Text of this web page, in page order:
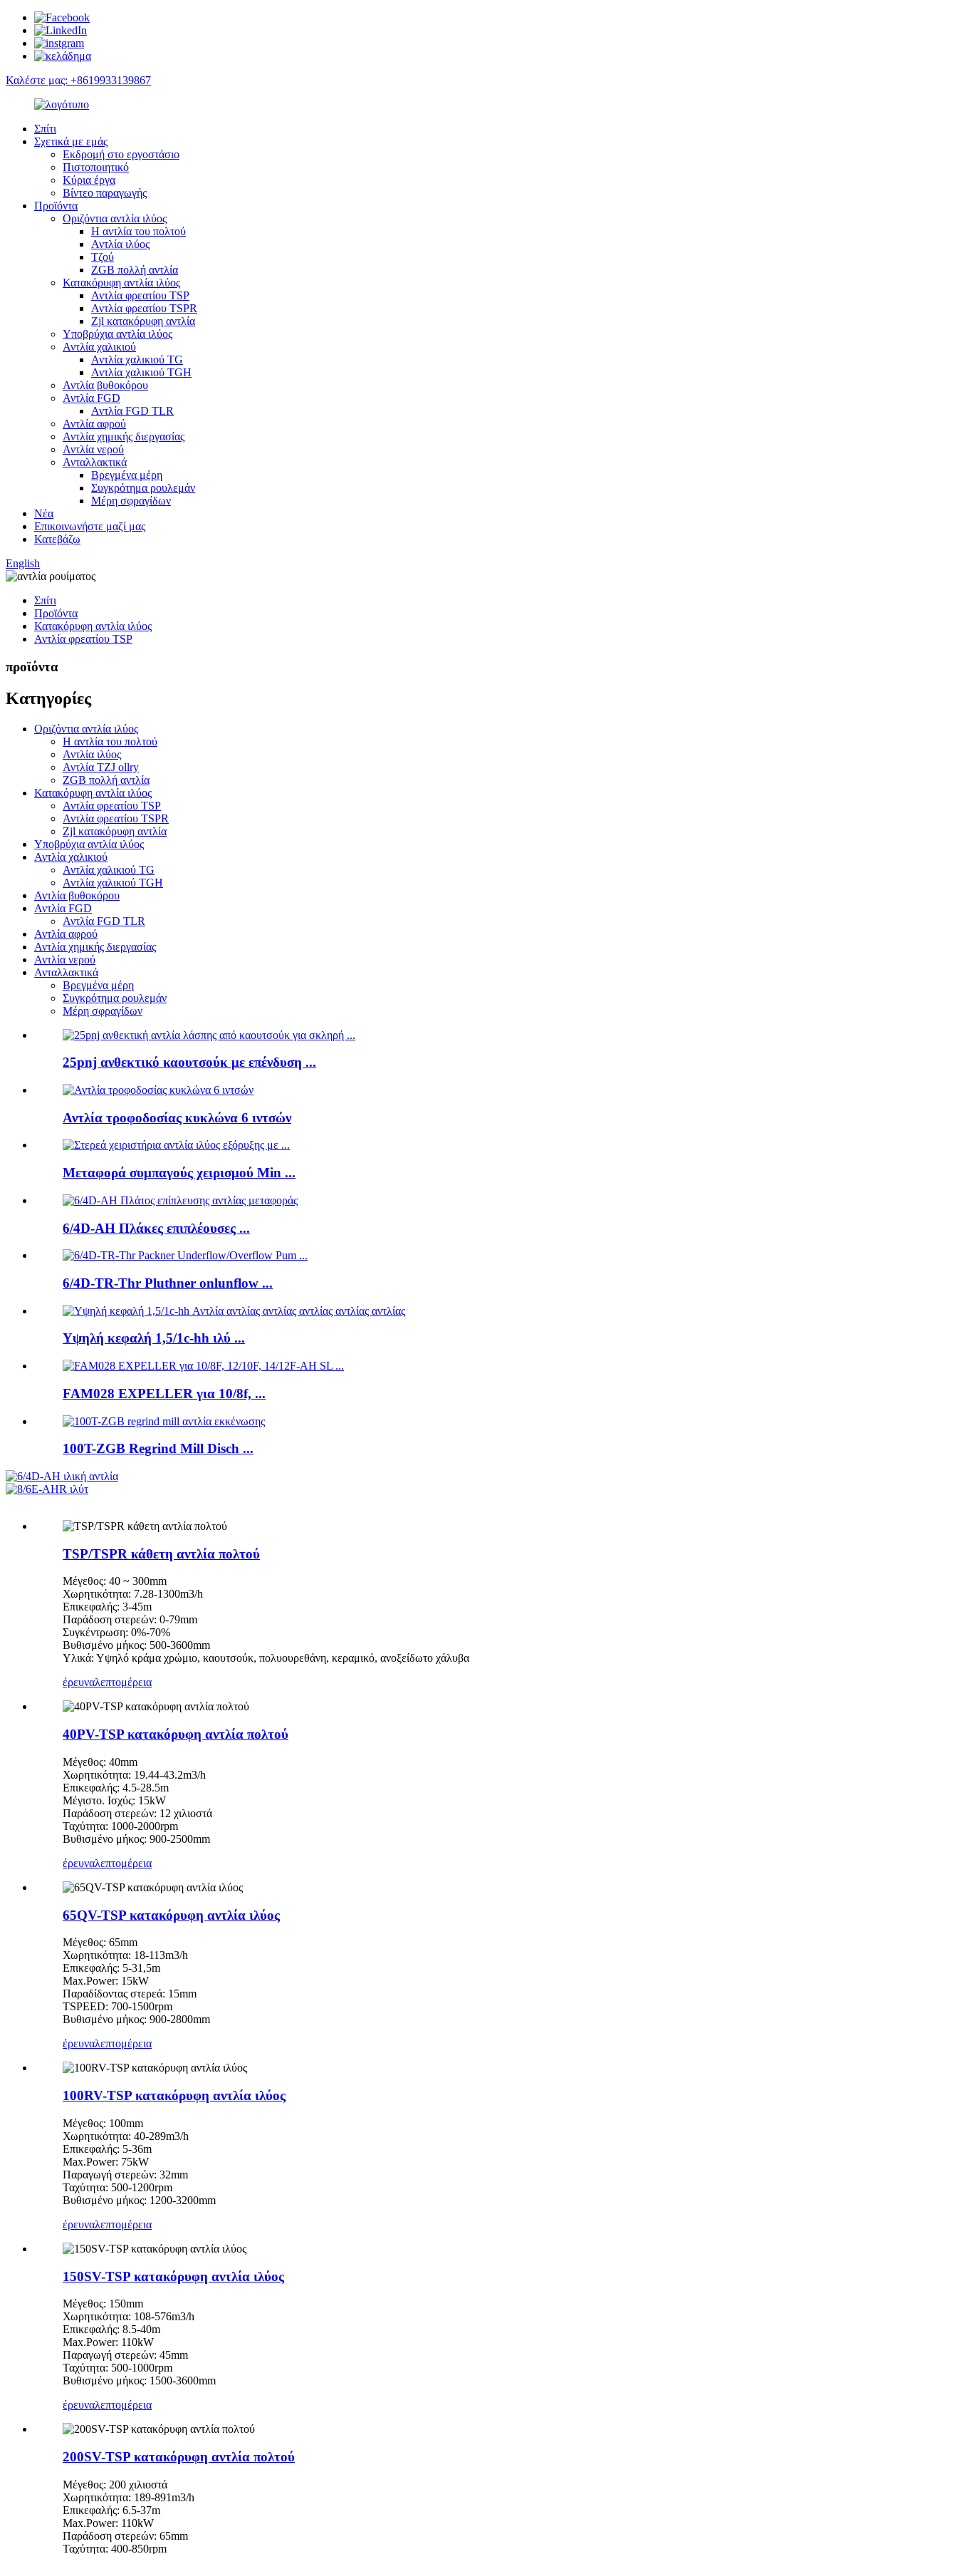
Καλέστε μας: +8619933139867
Σπίτι
Σχετικά με εμάς
Εκδρομή στο εργοστάσιο
Πιστοποιητικό
Κύρια έργα
Βίντεο παραγωγής
Προϊόντα
Οριζόντια αντλία ιλύος
Η αντλία του πολτού
Αντλία ιλύος
Τζού
ZGB πολλή αντλία
Κατακόρυφη αντλία ιλύος
Αντλία φρεατίου TSP
Αντλία φρεατίου TSPR
Zjl κατακόρυφη αντλία
Υποβρύχια αντλία ιλύος
Αντλία χαλικιού
Αντλία χαλικιού TG
Αντλία χαλικιού TGH
Αντλία βυθοκόρου
Αντλία FGD
Αντλία FGD TLR
Αντλία αφρού
Αντλία χημικής διεργασίας
Αντλία νερού
Ανταλλακτικά
Βρεγμένα μέρη
Συγκρότημα ρουλεμάν
Μέρη σφραγίδων
Νέα
Επικοινωνήστε μαζί μας
Κατεβάζω
English
Σπίτι
Προϊόντα
Κατακόρυφη αντλία ιλύος
Αντλία φρεατίου TSP
προϊόντα
Κατηγορίες
Οριζόντια αντλία ιλύος
Η αντλία του πολτού
Αντλία ιλύος
Αντλία TZJ ollry
ZGB πολλή αντλία
Κατακόρυφη αντλία ιλύος
Αντλία φρεατίου TSP
Αντλία φρεατίου TSPR
Zjl κατακόρυφη αντλία
Υποβρύχια αντλία ιλύος
Αντλία χαλικιού
Αντλία χαλικιού TG
Αντλία χαλικιού TGH
Αντλία βυθοκόρου
Αντλία FGD
Αντλία FGD TLR
Αντλία αφρού
Αντλία χημικής διεργασίας
Αντλία νερού
Ανταλλακτικά
Βρεγμένα μέρη
Συγκρότημα ρουλεμάν
Μέρη σφραγίδων
25pnj ανθεκτικό καουτσούκ με επένδυση ...
Αντλία τροφοδοσίας κυκλώνα 6 ιντσών
Μεταφορά συμπαγούς χειρισμού Min ...
6/4D-AH Πλάκες επιπλέουσες ...
6/4D-TR-Thr Pluthner onlunflow ...
Υψηλή κεφαλή 1,5/1c-hh ιλύ ...
FAM028 EXPELLER για 10/8f, ...
100T-ZGB Regrind Mill Disch ...
TSP/TSPR κάθετη αντλία πολτού
Μέγεθος: 40 ~ 300mm
Χωρητικότητα: 7.28-1300m3/h
Επικεφαλής: 3-45m
Παράδοση στερεών: 0-79mm
Συγκέντρωση: 0%-70%
Βυθισμένο μήκος: 500-3600mm
Υλικά: Υψηλό κράμα χρώμιο, καουτσούκ, πολυουρεθάνη, κεραμικό, ανοξείδωτο χάλυβα
έρευναλεπτομέρεια
40PV-TSP κατακόρυφη αντλία πολτού
Μέγεθος: 40mm
Χωρητικότητα: 19.44-43.2m3/h
Επικεφαλής: 4.5-28.5m
Μέγιστο. Ισχύς: 15kW
Παράδοση στερεών: 12 χιλιοστά
Ταχύτητα: 1000-2000rpm
Βυθισμένο μήκος: 900-2500mm
έρευναλεπτομέρεια
65QV-TSP κατακόρυφη αντλία ιλύος
Μέγεθος: 65mm
Χωρητικότητα: 18-113m3/h
Επικεφαλής: 5-31,5m
Max.Power: 15kW
Παραδίδοντας στερεά: 15mm
TSPEED: 700-1500rpm
Βυθισμένο μήκος: 900-2800mm
έρευναλεπτομέρεια
100RV-TSP κατακόρυφη αντλία ιλύος
Μέγεθος: 100mm
Χωρητικότητα: 40-289m3/h
Επικεφαλής: 5-36m
Max.Power: 75kW
Παραγωγή στερεών: 32mm
Ταχύτητα: 500-1200rpm
Βυθισμένο μήκος: 1200-3200mm
έρευναλεπτομέρεια
150SV-TSP κατακόρυφη αντλία ιλύος
Μέγεθος: 150mm
Χωρητικότητα: 108-576m3/h
Επικεφαλής: 8.5-40m
Max.Power: 110kW
Παραγωγή στερεών: 45mm
Ταχύτητα: 500-1000rpm
Βυθισμένο μήκος: 1500-3600mm
έρευναλεπτομέρεια
200SV-TSP κατακόρυφη αντλία πολτού
Μέγεθος: 200 χιλιοστά
Χωρητικότητα: 189-891m3/h
Επικεφαλής: 6.5-37m
Max.Power: 110kW
Παράδοση στερεών: 65mm
Ταχύτητα: 400-850rpm